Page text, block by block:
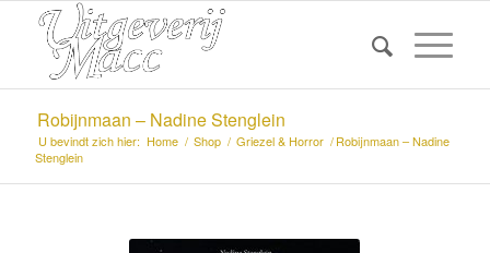
Robijnmaan – Nadine Stenglein
U bevindt zich hier: Home / Shop / Griezel & Horror / Robijnmaan – Nadine
Stenglein